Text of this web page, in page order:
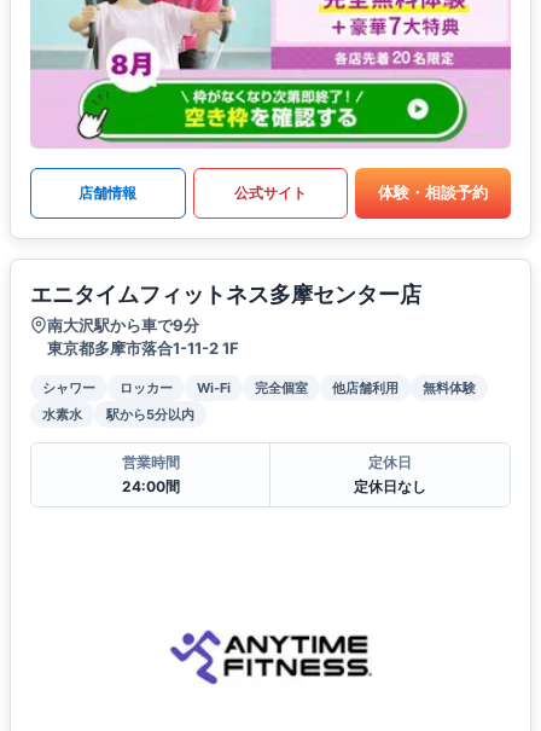
店舗情報 公式サイト 体験・相談予約
エニタイムフィットネス多摩センター店
南大沢駅から車で9分
東京都多摩市落合1-11-2 1F
シャワー ロッカー Wi-Fi 完全個室 他店舗利用
無料体験
水素水
駅から5分以内
営業時間
24:00間
定休日
定休日なし